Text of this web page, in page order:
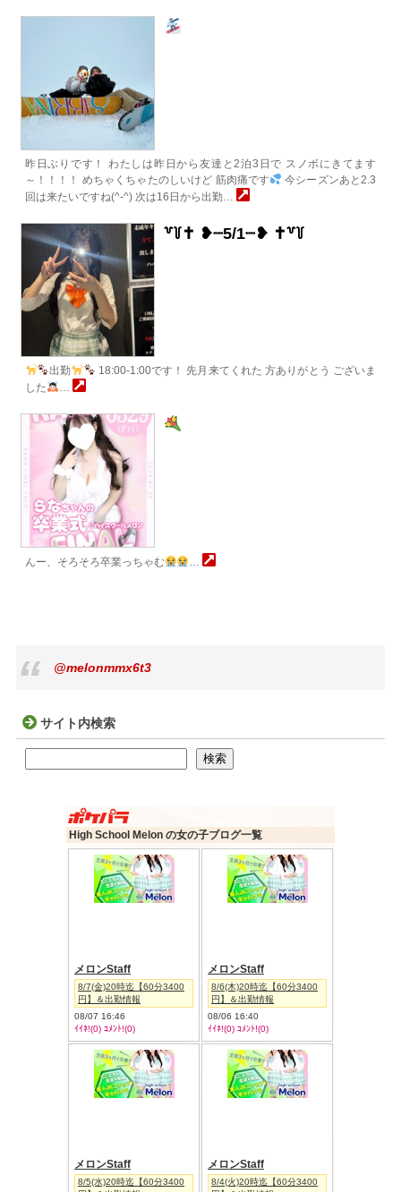
昨日ぶりです！ わたしは昨日から友達と2泊3日で スノボにきてます
～！！！！ めちゃくちゃたのしいけど 筋肉痛です
今シーズンあと2.3
回は来たいですね(^-^) 次は16日から出勤…
꒷꒦‪✝︎ ❥┈5/1┈❥‪ ✝︎꒷꒦
出勤
18:00-1:00です！ 先月来てくれた 方ありがとう ございま
した
‍…
んー、そろそろ卒業っちゃむ …
@melonmmx6t3
サイト内検索
検索